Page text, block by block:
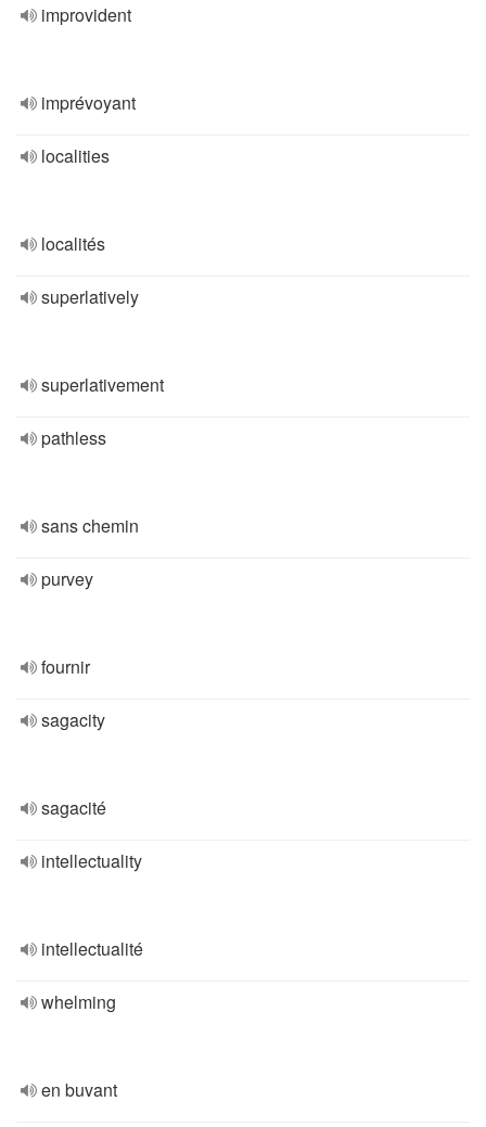
improvident
imprévoyant
localities
localités
superlatively
superlativement
pathless
sans chemin
purvey
fournir
sagacity
sagacité
intellectuality
intellectualité
whelming
en buvant